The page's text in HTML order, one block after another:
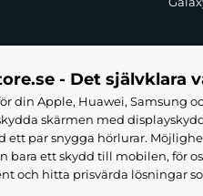
- Det självklara
din Apple, Huawei, Samsung
skärmen med
par snygga hörlurar.
bara ett skydd till mobilen, för
och hitta prisvärda lösningar